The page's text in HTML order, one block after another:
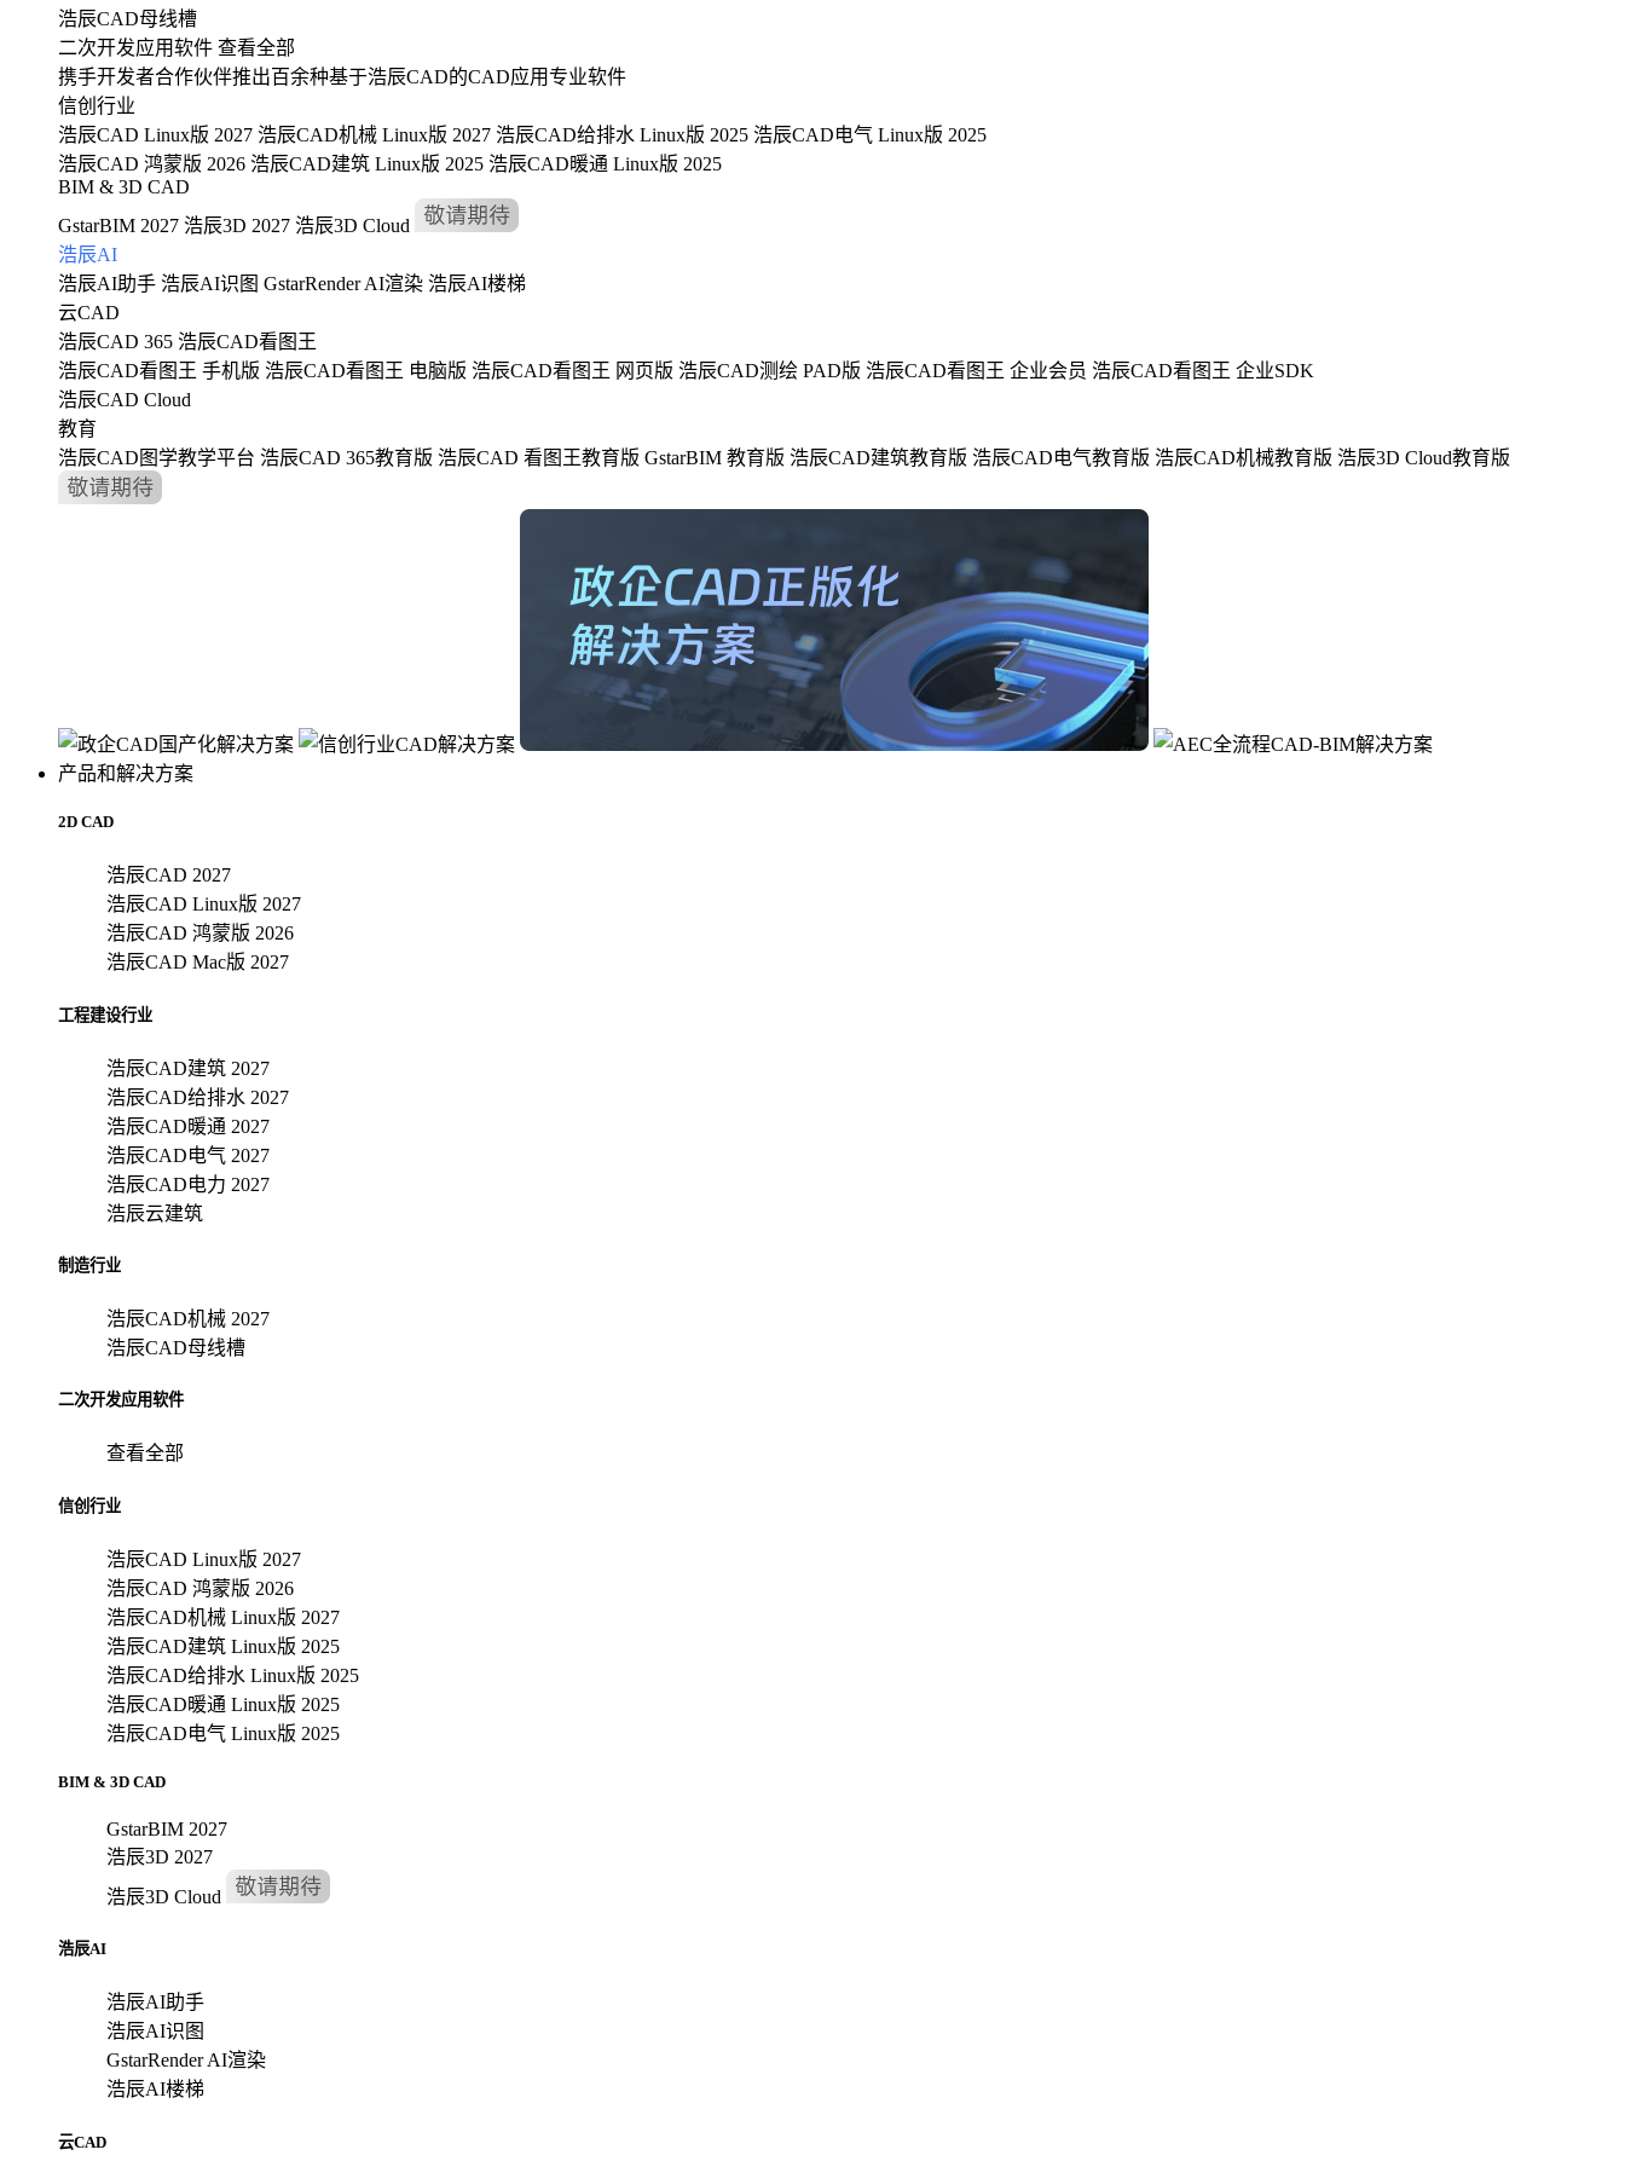
浩辰CAD母线槽
二次开发应用软件 查看全部
携手开发者合作伙伴推出百余种基于浩辰CAD的CAD应用专业软件
信创行业
浩辰CAD Linux版 2027 浩辰CAD机械 Linux版 2027 浩辰CAD给排水 Linux版 2025 浩辰CAD电气 Linux版 2025
浩辰CAD 鸿蒙版 2026 浩辰CAD建筑 Linux版 2025 浩辰CAD暖通 Linux版 2025
BIM & 3D CAD
GstarBIM 2027 浩辰3D 2027 浩辰3D Cloud
浩辰AI
浩辰AI助手 浩辰AI识图 GstarRender AI渲染 浩辰AI楼梯
云CAD
浩辰CAD 365 浩辰CAD看图王
浩辰CAD看图王 手机版 浩辰CAD看图王 电脑版 浩辰CAD看图王 网页版 浩辰CAD测绘 PAD版 浩辰CAD看图王 企业会员 浩辰CAD看图王 企业SDK
浩辰CAD Cloud
教育
浩辰CAD图学教学平台 浩辰CAD 365教育版 浩辰CAD 看图王教育版 GstarBIM 教育版 浩辰CAD建筑教育版 浩辰CAD电气教育版 浩辰CAD机械教育版 浩辰3D Cloud教育版
产品和解决方案
2D CAD
浩辰CAD 2027
浩辰CAD Linux版 2027
浩辰CAD 鸿蒙版 2026
浩辰CAD Mac版 2027
工程建设行业
浩辰CAD建筑 2027
浩辰CAD给排水 2027
浩辰CAD暖通 2027
浩辰CAD电气 2027
浩辰CAD电力 2027
浩辰云建筑
制造行业
浩辰CAD机械 2027
浩辰CAD母线槽
二次开发应用软件
查看全部
信创行业
浩辰CAD Linux版 2027
浩辰CAD 鸿蒙版 2026
浩辰CAD机械 Linux版 2027
浩辰CAD建筑 Linux版 2025
浩辰CAD给排水 Linux版 2025
浩辰CAD暖通 Linux版 2025
浩辰CAD电气 Linux版 2025
BIM & 3D CAD
GstarBIM 2027
浩辰3D 2027
浩辰3D Cloud
浩辰AI
浩辰AI助手
浩辰AI识图
GstarRender AI渲染
浩辰AI楼梯
云CAD